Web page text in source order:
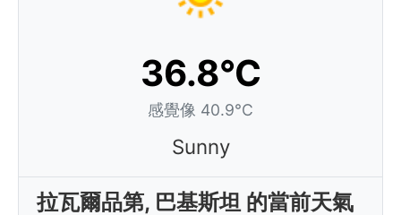
36.8°C
感覺像 40.9°C
Sunny
拉瓦爾品第, 巴基斯坦 的當前天氣